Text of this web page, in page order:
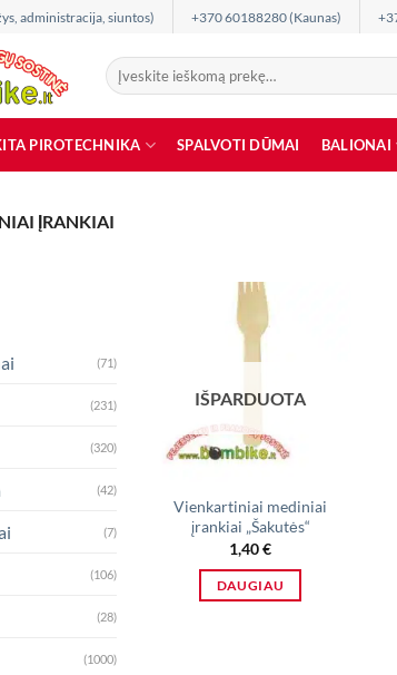
administracija, siuntos) +370 60188280 (Kaunas)
Ieškoti:
PIROTECHNIKA SPALVOTI DŪMAI BALIONAI
ĮRANKIAI
(71)
(231)
(320)
(42)
(7)
(106)
(28)
(1000)
IŠPARDUOTA
Vienkartiniai mediniai
įrankiai „Šakutės“
1,40€
DAUGIAU